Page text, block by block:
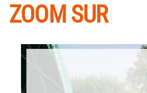
ZOOM SUR